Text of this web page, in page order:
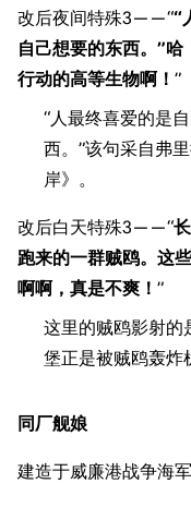
改后夜间特殊3——““
自己想要的东西。”
行动的高等生物啊！ ”
“人最终喜爱的是
西。”该句采自弗
岸》。
改后白天特殊3——“
跑来的一群贼鸥。这
啊啊，真是不爽！ ”
这里的贼鸥影射的
堡正是被贼鸥轰炸
同厂舰娘
建造于威廉港战争海军